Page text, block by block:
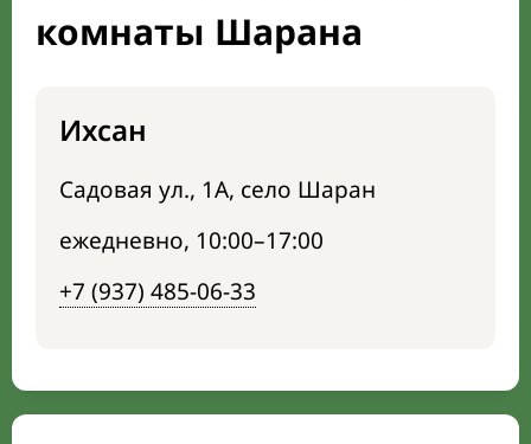
комнаты Шарана
Ихсан
Садовая ул., 1А, село Шаран
ежедневно, 10:00–17:00
+7 (937) 485-06-33